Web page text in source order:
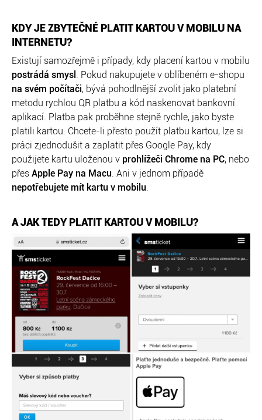
KDY JE ZBYTEČNÉ PLATIT KARTOU V MOBILU NA
INTERNETU?
Existují samozřejmě i případy, kdy placení kartou v mobilu
postrádá smysl. Pokud nakupujete v oblíbeném e-shopu
na svém počítači, bývá pohodlnější zvolit jako platební
metodu rychlou QR platbu a kód naskenovat bankovní
aplikací. Platba pak proběhne stejně rychle, jako byste
platili kartou. Chcete-li přesto použít platbu kartou, lze si
práci zjednodušit a zaplatit přes Google Pay, kdy
použijete kartu uloženou v prohlížeči Chrome na PC, nebo
přesApple Pay na Macu. Ani v jednom případě
nepotřebujete mít kartu v mobilu.
A JAK TEDY PLATIT KARTOU V MOBILU?